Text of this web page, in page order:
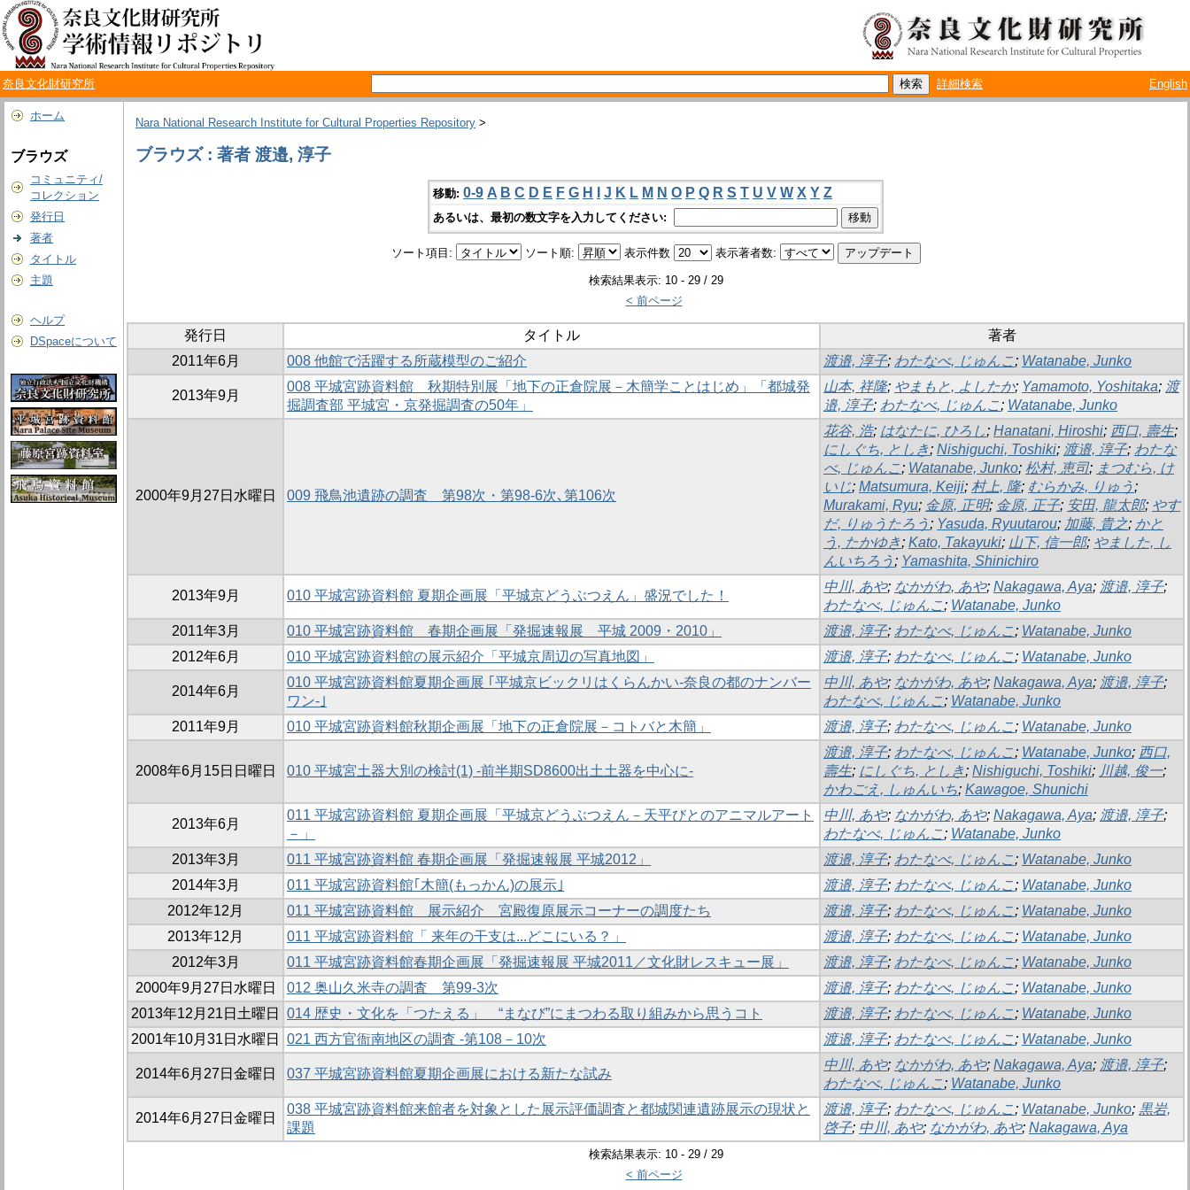
奈良文化財研究所 詳細検索 English
ホーム
ブラウズ
コミュニティ/
コレクション
発行日
著者
タイトル
主題
ヘルプ
DSpaceについて
Nara National Research Institute for Cultural Properties Repository >
ブラウズ : 著者 渡邉, 淳子
移動: 0-9 A B C D E F G H J K L M N O P Q R S T U V W X Y Z
あるいは、最初の数文字を入力してください:
ソート項目: ソート順: 表示件数 表示著者数:
検索結果表示: 10 - 29 / 29
< 前ページ
発行日 タイトル
著者
2011年6月
008 他館で活躍する所蔵模型のご紹介 渡邉, 淳子; わたなべ, じゅんこ; Watanabe, Junko
2013年9月
008 平城宮跡資料館 秋期特別展「地下の正倉院展－木簡学ことはじめ」「都城発
掘調査部 平城宮・京発掘調査の50年」
山本, 祥隆; やまもと, よしたか; Yamamoto, Yoshitaka; 渡
邉, 淳子; わたなべ, じゅんこ; Watanabe, Junko
2000年9月27日水曜日 009 飛鳥池遺跡の調査 第98次・第98-6次､第106次
花谷, 浩; はなたに, ひろし; Hanatani, Hiroshi; 西口, 壽生;
にしぐち, としき; Nishiguchi, Toshiki; 渡邉, 淳子; わたな
べ, じゅんこ; Watanabe, Junko; 松村, 恵司; まつむら, け
いじ; Matsumura, Keiji; 村上, 隆; むらかみ, りゅう ;
Murakami, Ryu; 金原, 正明; 金原, 正子; 安田, 龍太郎; やす
だ, りゅうたろう ; Yasuda, Ryuutarou; 加藤, 貴之; かと
う, たかゆき; Kato, Takayuki; 山下, 信一郎; やました, し
んいちろう ; Yamashita, Shinichiro
2013年9月 010 平城宮跡資料館 夏期企画展「平城京どうぶつえん」盛況でした！
中川, あや; なかがわ, あや; Nakagawa, Aya; 渡邉, 淳子;
わたなべ, じゅんこ; Watanabe, Junko
2011年3月
010 平城宮跡資料館 春期企画展「発掘速報展 平城 2009・2010」 渡邉, 淳子; わたなべ, じゅんこ; Watanabe, Junko
2012年6月
010 平城宮跡資料館の展示紹介「平城京周辺の写真地図」 渡邉, 淳子; わたなべ, じゅんこ; Watanabe, Junko
2014年6月
010 平城宮跡資料館夏期企画展 ｢平城京ビックリはくらんかい-奈良の都のナンバー
ワン-｣
中川, あや; なかがわ, あや; Nakagawa, Aya; 渡邉, 淳子;
わたなべ, じゅんこ; Watanabe, Junko
2011年9月
010 平城宮跡資料館秋期企画展「地下の正倉院展－コトバと木簡」 渡邉, 淳子; わたなべ, じゅんこ; Watanabe, Junko
2008年6月15日日曜日 010 平城宮土器大別の検討(1) -前半期SD8600出土土器を中心に-
渡邉, 淳子; わたなべ, じゅんこ; Watanabe, Junko; 西口,
壽生; にしぐち, としき; Nishiguchi, Toshiki; 川越, 俊一;
かわごえ, しゅんいち; Kawagoe, Shunichi
2013年6月
011 平城宮跡資料館 夏期企画展「平城京どうぶつえん－天平びとのアニマルアート
－」
中川, あや; なかがわ, あや; Nakagawa, Aya; 渡邉, 淳子;
わたなべ, じゅんこ; Watanabe, Junko
2013年3月
011 平城宮跡資料館 春期企画展「発掘速報展 平城2012」 渡邉, 淳子; わたなべ, じゅんこ; Watanabe, Junko
2014年3月
011 平城宮跡資料館｢木簡(もっかん)の展示｣ 渡邉, 淳子; わたなべ, じゅんこ; Watanabe, Junko
2012年12月
011 平城宮跡資料館 展示紹介 宮殿復原展示コーナーの調度たち 渡邉, 淳子; わたなべ, じゅんこ; Watanabe, Junko
2013年12月
011 平城宮跡資料館「 来年の干支は...どこにいる？」 渡邉, 淳子; わたなべ, じゅんこ; Watanabe, Junko
2012年3月
011 平城宮跡資料館春期企画展「発掘速報展 平城2011／文化財レスキュー展」 渡邉, 淳子; わたなべ, じゅんこ; Watanabe, Junko
2000年9月27日水曜日
012 奥山久米寺の調査 第99-3次 渡邉, 淳子; わたなべ, じゅんこ; Watanabe, Junko
2013年12月21日土曜日
014 歴史・文化を「つたえる」 “まなび”にまつわる取り組みから思うコト 渡邉, 淳子; わたなべ, じゅんこ; Watanabe, Junko
2001年10月31日水曜日
021 西方官衙南地区の調査 -第108－10次 渡邉, 淳子; わたなべ, じゅんこ; Watanabe, Junko
2014年6月27日金曜日 037 平城宮跡資料館夏期企画展における新たな試み
中川, あや; なかがわ, あや; Nakagawa, Aya; 渡邉, 淳子;
わたなべ, じゅんこ; Watanabe, Junko
2014年6月27日金曜日
038 平城宮跡資料館来館者を対象とした展示評価調査と都城関連遺跡展示の現状と
課題
渡邉, 淳子; わたなべ, じゅんこ; Watanabe, Junko; 黒岩,
啓子; 中川, あや; なかがわ, あや; Nakagawa, Aya
検索結果表示: 10 - 29 / 29
< 前ページ